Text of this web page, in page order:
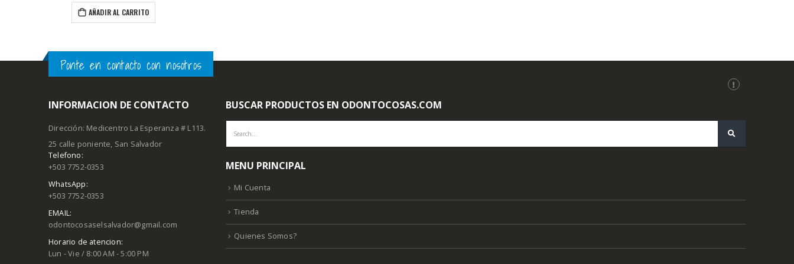
INFORMACION DE CONTACTO
Telefono:
WhatsApp:
+503 7752-0353
EMAIL:
odontocosaselsalvador@gmail.com
Horario de atencion:
Lun - Vie / 8:00 AM - 5:00 PM
Sáb / 8:00 AM - 12:00 PM
MENU PRINCIPAL
Quienes Somos?